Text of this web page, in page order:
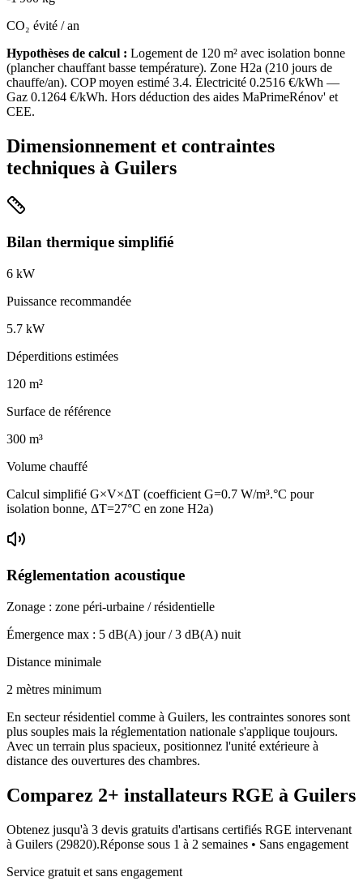
CO₂ évité / an
Hypothèses de calcul : Logement de 120 m² avec isolation bonne
(plancher chauffant basse température). Zone H2a (210 jours de
chauffe/an). COP moyen estimé 3.4. Électricité 0.2516 €/kWh —
Gaz 0.1264 €/kWh. Hors déduction des aides MaPrimeRénov' et
CEE.
Dimensionnement et contraintes
techniques à Guilers
Bilan thermique simplifié
6 kW
Puissance recommandée
5.7 kW
Déperditions estimées
120 m²
Surface de référence
300 m³
Volume chauffé
Calcul simplifié G×V×ΔT (coefficient G=0.7 W/m³.°C pour
isolation bonne, ΔT=27°C en zone H2a)
Réglementation acoustique
Zonage : zone péri-urbaine / résidentielle
Émergence max : 5 dB(A) jour /3 dB(A) nuit
Distance minimale
2 mètres minimum
En secteur résidentiel comme à Guilers, les contraintes sonores sont
plus souples mais la réglementation nationale s'applique toujours.
Avec un terrain plus spacieux, positionnez l'unité extérieure à
distance des ouvertures des chambres.
Comparez 2+ installateurs RGE à Guilers
Obtenez jusqu'à 3 devis gratuits d'artisans certifiés RGE intervenant
à Guilers (29820).Réponse sous 1 à 2 semaines • Sans engagement
Service gratuit et sans engagement